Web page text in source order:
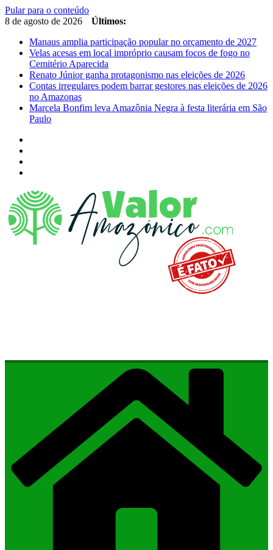
Pular para o conteúdo
8 de agosto de 2026
Últimos:
Manaus amplia participação popular no orçamento de 2027
Velas acesas em local impróprio causam focos de fogo no
Cemitério Aparecida
Renato Júnior ganha protagonismo nas eleições de 2026
Contas irregulares podem barrar gestores nas eleições de 2026
no Amazonas
Marcela Bonfim leva Amazônia Negra à festa literária em São
Paulo